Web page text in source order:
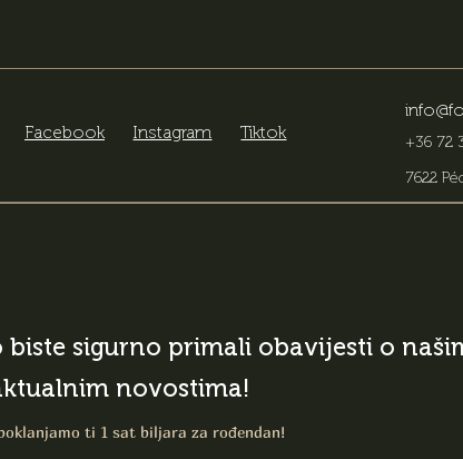
Facebook Instagram Tiktok
+36 72
7622
biste sigurno primali obavijesti o
novostima!
ti 1 sat biljara za rođendan!